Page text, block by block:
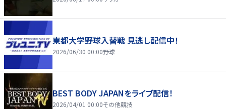
東都大学野球入替戦 見逃し配信中！
2026/06/30 00:00野球
BEST BODY JAPANをライブ配信！
2026/04/01 00:00その他競技